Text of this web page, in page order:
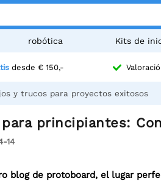
robótica Kits de
desde € 150,-
y trucos para proyectos exitosos
principiantes:
14
blog de protoboard, el lugar